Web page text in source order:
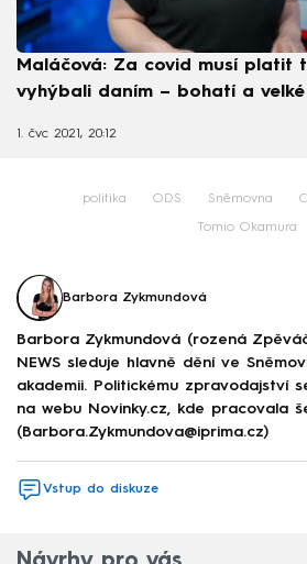
Maláčová: Za covid musí platit
vyhýbali daním – bohatí a
1. čvc 2021, 20:12
politika ODS Sněmovna
Tomio Okamura
Barbora Zykmundová
Barbora Zykmundová (rozená
NEWS sleduje hlavně dění ve
akademii. Politickému zpravodajství
na webu Novinky.cz, kde pracovala
(Barbora.Zykmundova@iprima.cz)
Vstup do diskuze